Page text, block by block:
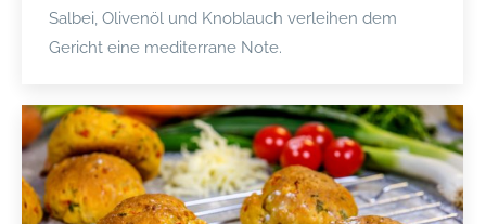
Salbei, Olivenöl und Knoblauch verleihen dem
Gericht eine mediterrane Note.